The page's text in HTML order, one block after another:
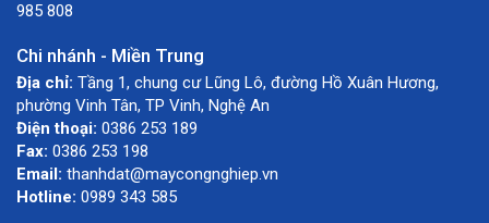
985 808
Chi nhánh - Miền Trung
Địa chỉ: Tầng 1, chung cư Lũng Lô, đường Hồ Xuân Hương,
phường Vinh Tân, TP Vinh, Nghệ An
Điện thoại: 0386 253 189
Fax: 0386 253 198
Email: thanhdat@maycongnghiep.vn
Hotline: 0989 343 585